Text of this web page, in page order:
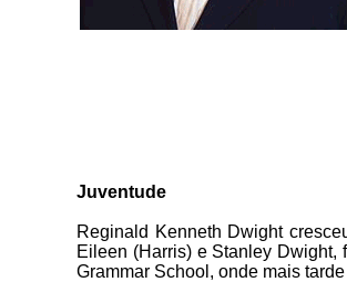
Juventude
Reginald Kenneth Dwight
Eileen (Harris) e Stanley
Grammar School, onde mais